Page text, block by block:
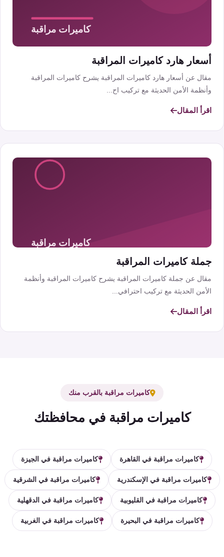
أسعار هارد كاميرات المراقبة
مقال عن أسعار هارد كاميرات المراقبة يشرح كاميرات المراقبة
وأنظمة الأمن الحديثة مع تركيب اح...
اقرأ المقال
جملة كاميرات المراقبة
مقال عن جملة كاميرات المراقبة يشرح كاميرات المراقبة وأنظمة
الأمن الحديثة مع تركيب احترافي...
اقرأ المقال
كاميرات مراقبة بالقرب منك
كاميرات مراقبة في محافظتك
كاميرات مراقبة في القاهرة كاميرات مراقبة في الجيزة
كاميرات مراقبة في الإسكندرية كاميرات مراقبة في الشرقية
كاميرات مراقبة في القليوبية كاميرات مراقبة في الدقهلية
كاميرات مراقبة في البحيرة كاميرات مراقبة في الغربية